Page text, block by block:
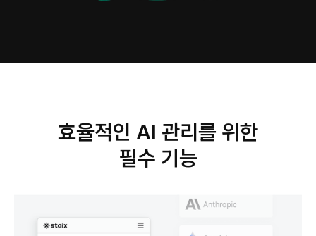
효율적인 AI 관리를 위한
필수 기능